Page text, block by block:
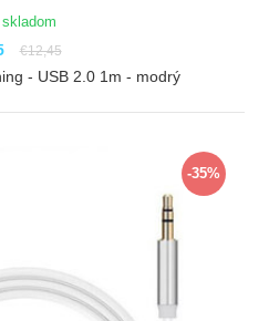
€12,45
- USB 2.0 1m - modrý
-35%